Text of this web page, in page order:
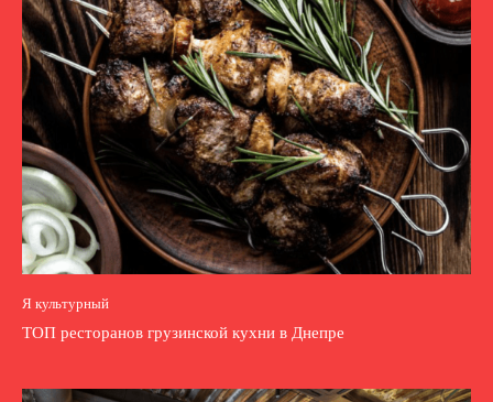
Я культурный
ТОП ресторанов грузинской кухни в Днепре